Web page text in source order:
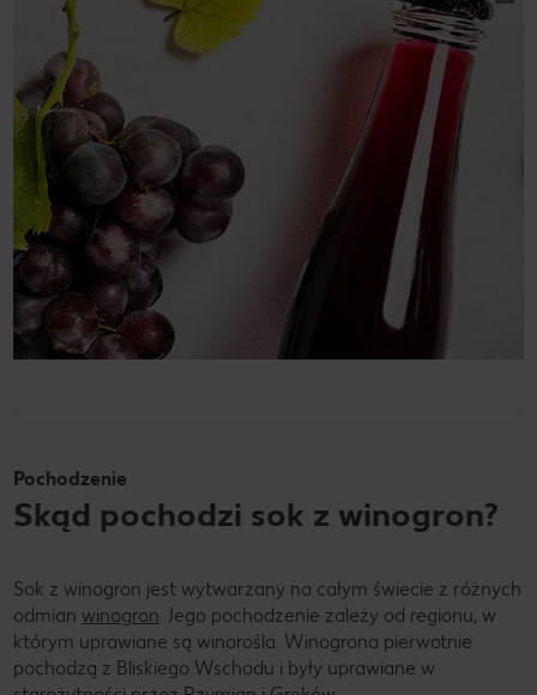
Pochodzenie
Skąd pochodzi sok z winogron?
Sok z winogron jest wytwarzany na całym świecie z różnych
odmian winogron. Jego pochodzenie zależy od regionu, w
którym uprawiane są winorośla. Winogrona pierwotnie
pochodzą z Bliskiego Wschodu i były uprawiane w